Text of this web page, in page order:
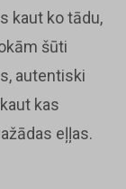
kaut ko tādu,
šūti
autentiski
kas
eļļas.